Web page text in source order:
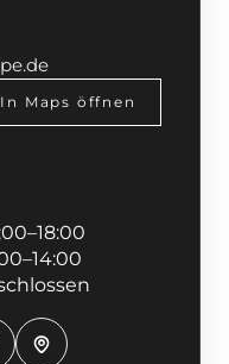
In Maps öffnen